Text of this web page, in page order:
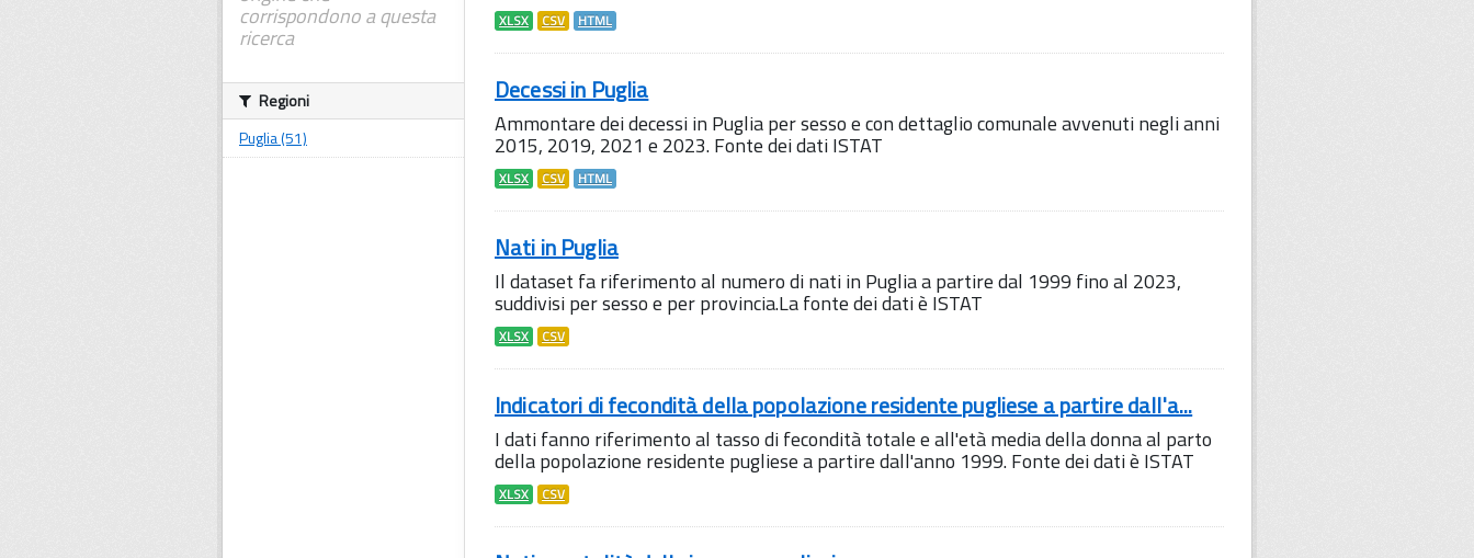
XLSX CSV HTML
Decessi in Puglia
Ammontare dei decessi in Puglia per sesso e con dettaglio comunale avvenuti negli anni
2015, 2019, 2021 e 2023. Fonte dei dati ISTAT
XLSX CSV HTML
Nati in Puglia
Il dataset fa riferimento al numero di nati in Puglia a partire dal 1999 fino al 2023,
suddivisi per sesso e per provincia.La fonte dei dati è ISTAT
XLSX CSV
Indicatori di fecondità della popolazione residente pugliese a partire dall'a...
I dati fanno riferimento al tasso di fecondità totale e all'età media della donna al parto
della popolazione residente pugliese a partire dall'anno 1999. Fonte dei dati è ISTAT
XLSX CSV
corrispondono a questa
ricerca
Regioni
Puglia (51)